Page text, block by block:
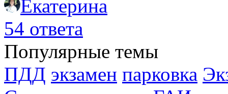
Екатерина
54 ответа
Популярные темы
ПДД экзамен парковка